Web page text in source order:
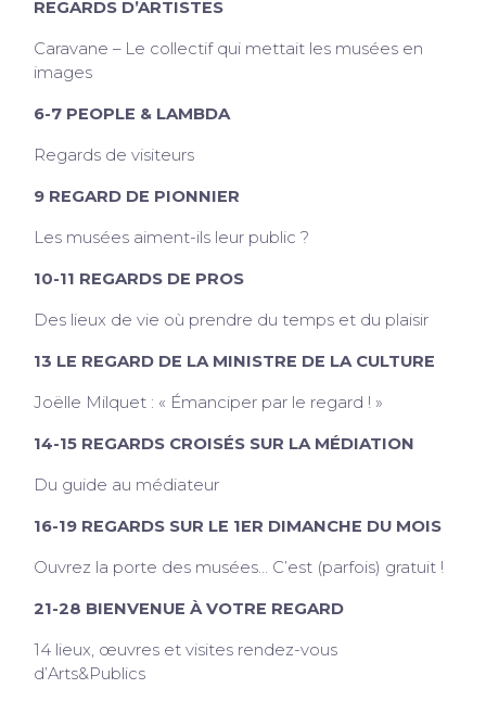
REGARDS D’ARTISTES
Caravane – Le collectif qui mettait les musées en
images
6-7 PEOPLE & LAMBDA
Regards de visiteurs
9 REGARD DE PIONNIER
Les musées aiment-ils leur public ?
10-11 REGARDS DE PROS
Des lieux de vie où prendre du temps et du plaisir
13 LE REGARD DE LA MINISTRE DE LA CULTURE
Joëlle Milquet : « Émanciper par le regard ! »
14-15 REGARDS CROISÉS SUR LA MÉDIATION
Du guide au médiateur
16-19 REGARDS SUR LE 1ER DIMANCHE DU MOIS
Ouvrez la porte des musées… C’est (parfois) gratuit !
21-28 BIENVENUE À VOTRE REGARD
14 lieux, œuvres et visites rendez-vous
d’Arts&Publics